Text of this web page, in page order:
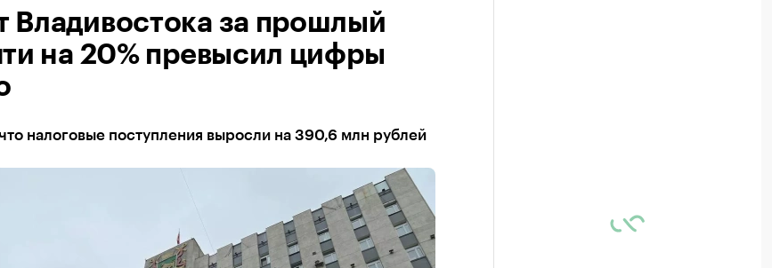
Владивостока за прошлый
на 20% превысил цифры
налоговые поступления выросли на 390,6 млн рублей